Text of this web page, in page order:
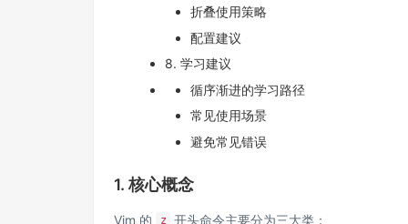
折叠使用策略
配置建议
8. 学习建议
循序渐进的学习路径
常见使用场景
避免常见错误
1. 核心概念
Vim 的 z
开头命令主要分为三大类：